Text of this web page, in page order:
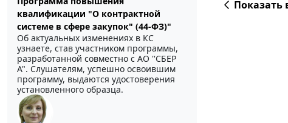
квалификации "О контрактной
системе в сфере закупок" (44-ФЗ)"
Об актуальных изменениях в КС
узнаете, став участником программы,
разработанной совместно с АО ''СБЕР
А". Слушателям, успешно освоившим
программу, выдаются удостоверения
установленного образца.
Показать